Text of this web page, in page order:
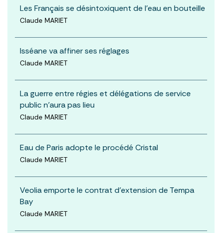
Les Français se désintoxiquent de l’eau en bouteille
Claude MARIET
Isséane va affiner ses réglages
Claude MARIET
La guerre entre régies et délégations de service
public n’aura pas lieu
Claude MARIET
Eau de Paris adopte le procédé Cristal
Claude MARIET
Veolia emporte le contrat d’extension de Tempa
Bay
Claude MARIET